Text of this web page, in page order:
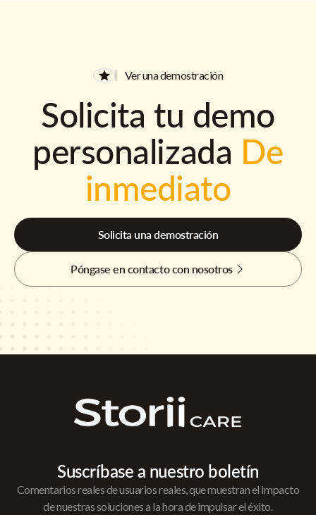
Ver una demostración
Solicita tu demo
personalizada De
inmediato
Solicita una demostración
Póngase en contacto con nosotros
Suscríbase a nuestro boletín
Comentarios reales de usuarios reales, que muestran el impacto
de nuestras soluciones a la hora de impulsar el éxito.